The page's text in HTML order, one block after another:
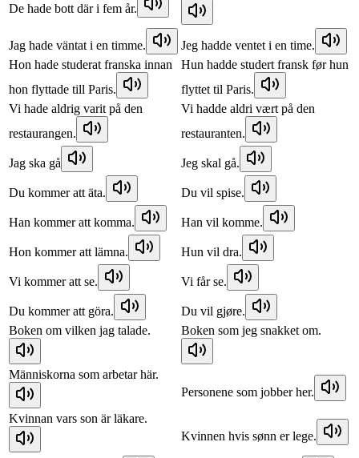
De hade bott där i fem år.
Jag hade väntat i en timme.
Jeg hadde ventet i en time.
Hon hade studerat franska innan
hon flyttade till Paris.
Hun hadde studert fransk før hun
flyttet til Paris.
Vi hade aldrig varit på den
restaurangen.
Vi hadde aldri vært på den
restauranten.
Jag ska gå Jeg skal gå.
Du kommer att äta. Du vil spise.
Han kommer att komma. Han vil komme.
Hon kommer att lämna. Hun vil dra.
Vi kommer att se. Vi får se.
Du kommer att göra.
Du vil gjøre.
Boken om vilken jag talade.
Boken som jeg snakket om.
Människorna som arbetar här.
Personene som jobber her.
Kvinnan vars son är läkare.
Kvinnen hvis sønn er lege.